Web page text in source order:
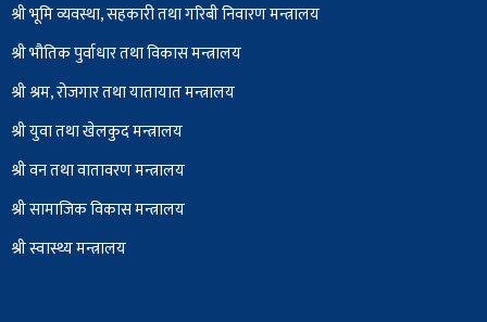
श्री भूमि व्यवस्था, सहकारी तथा गरिबी निवारण मन्त्रालय
श्री भौतिक पुर्वाधार तथा विकास मन्त्रालय
श्री श्रम, रोजगार तथा यातायात मन्त्रालय
श्री युवा तथा खेलकुद मन्त्रालय
श्री वन तथा वातावरण मन्त्रालय
श्री सामाजिक विकास मन्त्रालय
श्री स्वास्थ्य मन्त्रालय